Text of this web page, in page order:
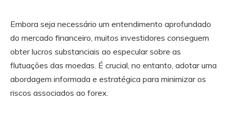
Embora seja necessário um entendimento aprofundado
do mercado financeiro, muitos investidores conseguem
obter lucros substanciais ao especular sobre as
flutuações das moedas. É crucial, no entanto, adotar uma
abordagem informada e estratégica para minimizar os
riscos associados ao forex.